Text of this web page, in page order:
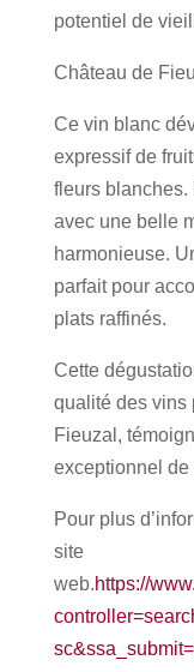
potentiel de
Château de
Ce vin blanc
expressif de
fleurs blanches.
avec une belle
harmonieuse.
parfait pour
plats raffinés.
Cette
qualité des vins
Fieuzal,
exceptionnel
Pour plus
site
web.https://